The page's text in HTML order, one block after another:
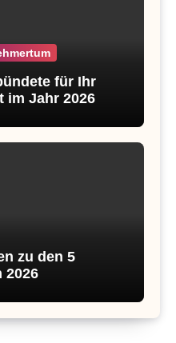
für Ihr
im Jahr 2026
zu den 5
2026